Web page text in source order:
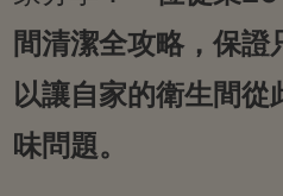
間清潔全攻略，保
以讓自家的衛生間從
味問題。